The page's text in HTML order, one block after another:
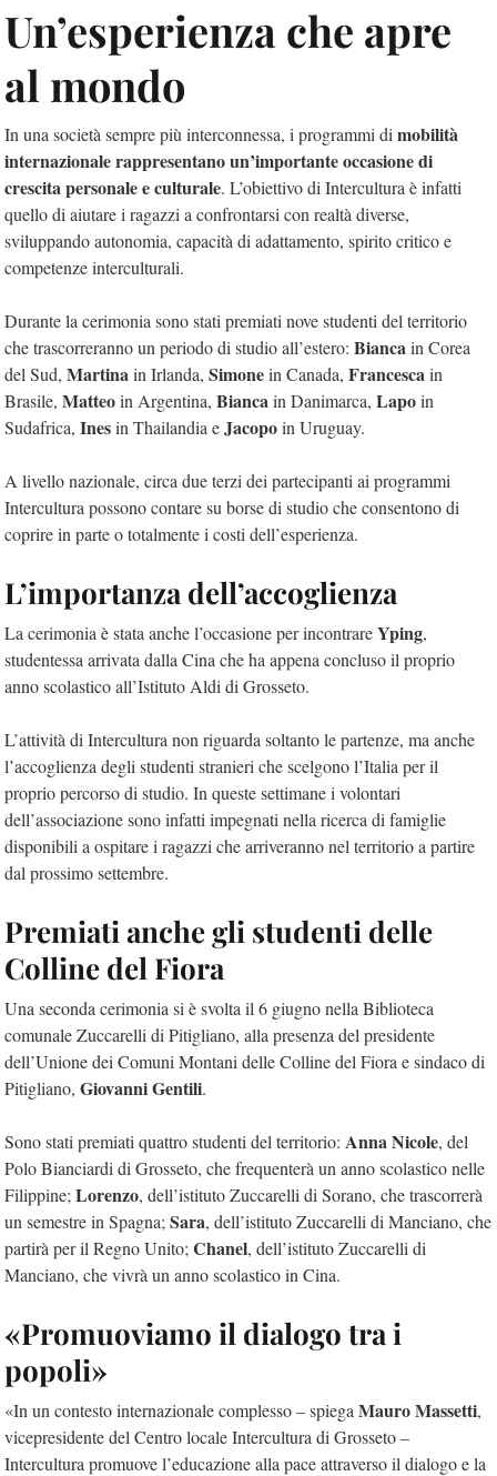
Un’esperienza che apre
al mondo
In una società sempre più interconnessa, i programmi di mobilità
internazionale rappresentano un’importante occasione di
crescita personale e culturale. L’obiettivo di Intercultura è infatti
quello di aiutare i ragazzi a confrontarsi con realtà diverse,
sviluppando autonomia, capacità di adattamento, spirito critico e
competenze interculturali.
Durante la cerimonia sono stati premiati nove studenti del territorio
che trascorreranno un periodo di studio all’estero: Biancain Corea
del Sud, Martinain Irlanda, Simonein Canada, Francescain
Brasile, Matteoin Argentina, Biancain Danimarca, Lapoin
Sudafrica, Inesin Thailandia eJacopoin Uruguay.
A livello nazionale, circa due terzi dei partecipanti ai programmi
Intercultura possono contare su borse di studio che consentono di
coprire in parte o totalmente i costi dell’esperienza.
L’importanza dell’accoglienza
La cerimonia è stata anche l’occasione per incontrareYping,
studentessa arrivata dalla Cina che ha appena concluso il proprio
anno scolastico all’Istituto Aldi di Grosseto.
L’attività di Intercultura non riguarda soltanto le partenze, ma anche
l’accoglienza degli studenti stranieri che scelgono l’Italia per il
proprio percorso di studio. In queste settimane i volontari
dell’associazione sono infatti impegnati nella ricerca di famiglie
disponibili a ospitare i ragazzi che arriveranno nel territorio a partire
dal prossimo settembre.
Premiati anche gli studenti delle
Colline del Fiora
Una seconda cerimonia si è svolta il 6 giugno nella Biblioteca
comunale Zuccarelli di Pitigliano, alla presenza del presidente
dell’Unione dei Comuni Montani delle Colline del Fiora e sindaco di
Pitigliano, Giovanni Gentili.
Sono stati premiati quattro studenti del territorio: Anna Nicole, del
Polo Bianciardi di Grosseto, che frequenterà un anno scolastico nelle
Filippine; Lorenzo, dell’istituto Zuccarelli di Sorano, che trascorrerà
un semestre in Spagna; Sara, dell’istituto Zuccarelli di Manciano, che
partirà per il Regno Unito; Chanel, dell’istituto Zuccarelli di
Manciano, che vivrà un anno scolastico in Cina.
«Promuoviamo il dialogo tra i
popoli»
«In un contesto internazionale complesso – spiega Mauro Massetti,
vicepresidente del Centro locale Intercultura di Grosseto –
Intercultura promuove l’educazione alla pace attraverso il dialogo e la